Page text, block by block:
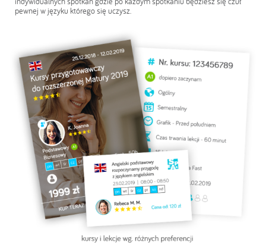
pewnej w języku którego się uczysz.